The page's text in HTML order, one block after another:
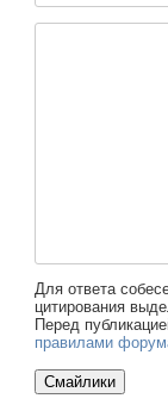
Для ответа
цитирования
Перед
правилами